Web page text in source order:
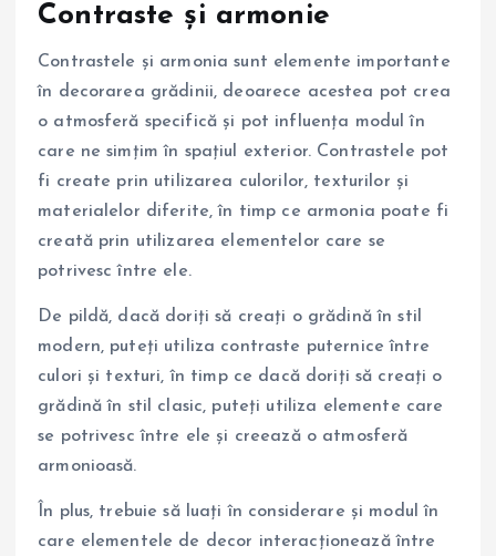
Contraste și armonie
Contrastele și armonia sunt elemente importante
în decorarea grădinii, deoarece acestea pot crea
o atmosferă specifică și pot influența modul în
care ne simțim în spațiul exterior. Contrastele pot
fi create prin utilizarea culorilor, texturilor și
materialelor diferite, în timp ce armonia poate fi
creată prin utilizarea elementelor care se
potrivesc între ele.
De pildă, dacă doriți să creați o grădină în stil
modern, puteți utiliza contraste puternice între
culori și texturi, în timp ce dacă doriți să creați o
grădină în stil clasic, puteți utiliza elemente care
se potrivesc între ele și creează o atmosferă
armonioasă.
În plus, trebuie să luați în considerare și modul în
care elementele de decor interacționează între